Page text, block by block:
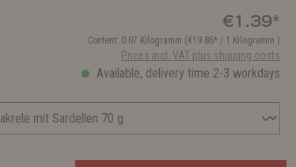
€1.39*
Content: 0.07 Kilogramm (€19.86* / 1 Kilogramm )
Prices incl. VAT plus shipping costs
Available, delivery time 2-3 workdays